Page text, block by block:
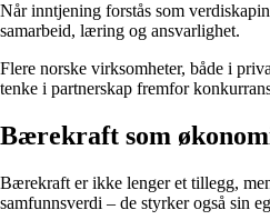
Når inntjening forstås som
samarbeid, læring og ansvarlighet.
Flere norske virksomheter, både i
tenke i partnerskap fremfor
Bærekraft som
Bærekraft er ikke lenger et tillegg,
samfunnsverdi – de styrker også sin